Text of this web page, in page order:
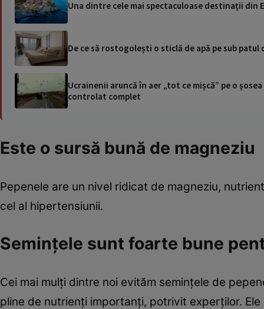
Una dintre cele mai spectaculoase destinații din
De ce să rostogolești o sticlă de apă pe sub
Ucrainenii aruncă în aer „tot ce mișcă” pe o
controlat complet
Este o sursă bună de magneziu
Pepenele are un nivel ridicat de magneziu,
cel al hipertensiunii.
Semințele sunt foarte bune
Cei mai mulți dintre noi evităm semințele de
pline de nutrienți importanți, potrivit experților.